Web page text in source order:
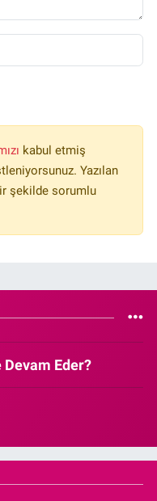
kabul etmiş
Yazılan
şekilde sorumlu
Eder?